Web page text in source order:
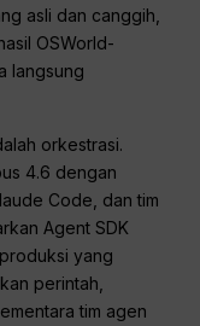
asli dan canggih,
OSWorld-
langsung
orkestrasi.
4.6 dengan
Code, dan tim
Agent SDK
yang
perintah,
tim agen